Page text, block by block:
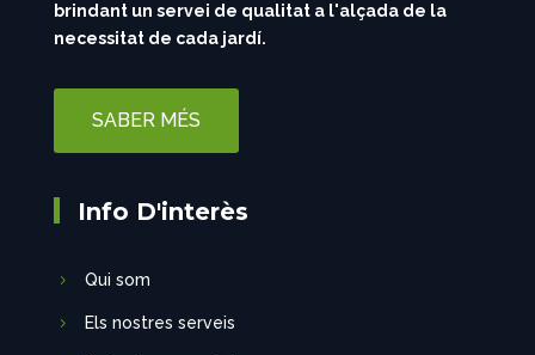
brindant un servei de qualitat a l'alçada de la
necessitat de cada jardí.
SABER MÉS
Info D'interès
Qui som
Els nostres serveis